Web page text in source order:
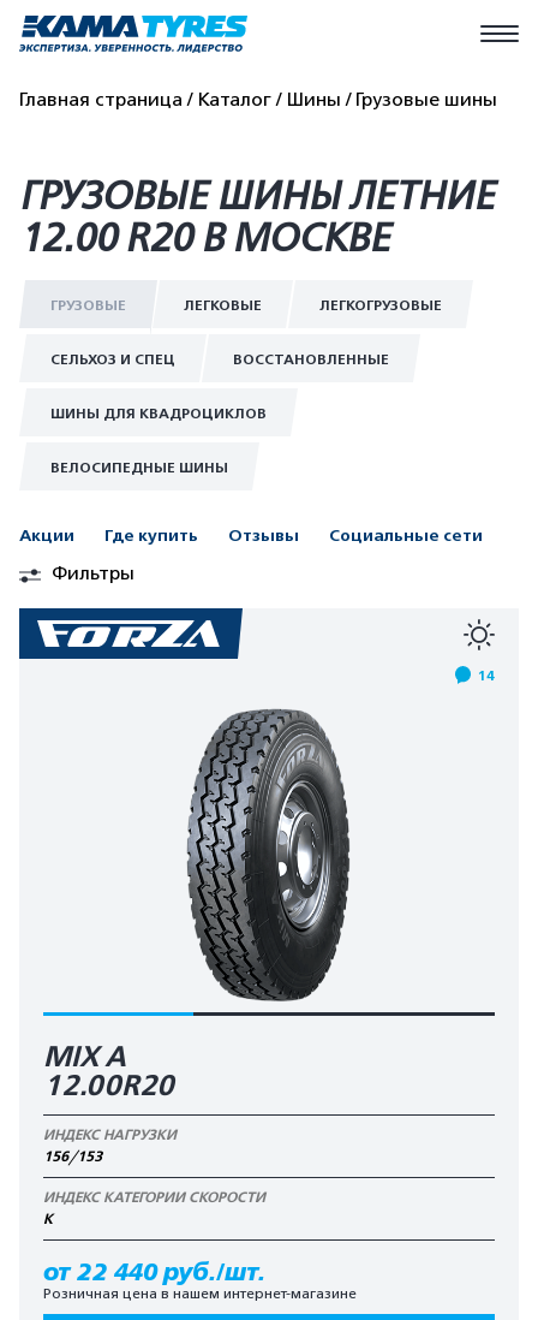
Главная страница Каталог Шины Грузовые шины
ГРУЗОВЫЕ ШИНЫ ЛЕТНИЕ
12.00 R20 В МОСКВЕ
ГРУЗОВЫЕ ЛЕГКОВЫЕ ЛЕГКОГРУЗОВЫЕ
СЕЛЬХОЗ И СПЕЦ ВОССТАНОВЛЕННЫЕ
ШИНЫ ДЛЯ КВАДРОЦИКЛОВ
ВЕЛОСИПЕДНЫЕ ШИНЫ
Акции Где купить Отзывы Социальные сети
Фильтры
14
MIX A
12.00R20
ИНДЕКС НАГРУЗКИ
156/153
ИНДЕКС КАТЕГОРИИ СКОРОСТИ
К
от 22 440 руб./шт.
Розничная цена в нашем интернет-магазине